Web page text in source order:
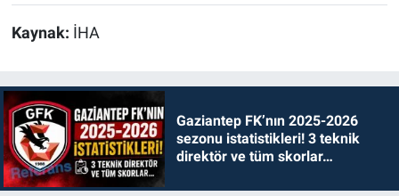
Kaynak: İHA
Gaziantep FK’nın 2025-2026
sezonu istatistikleri! 3 teknik
direktör ve tüm skorlar…